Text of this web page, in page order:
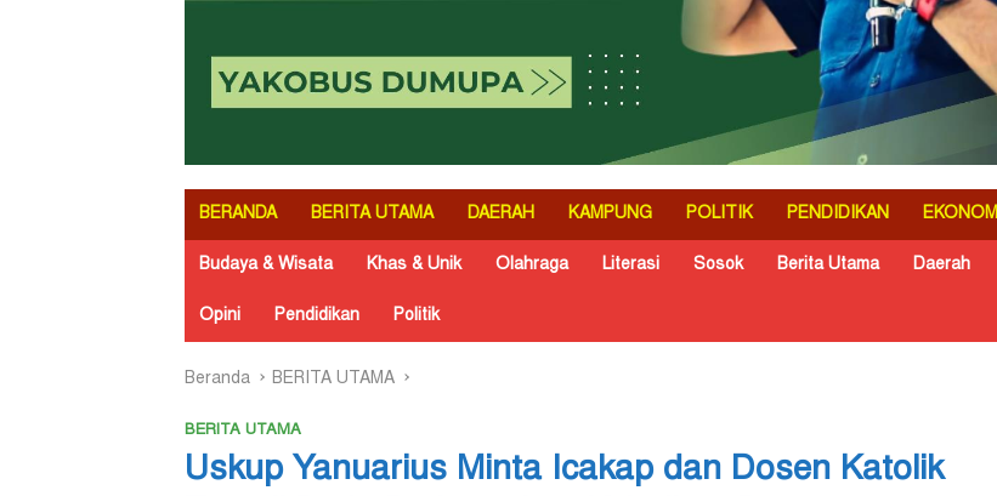
BERANDA BERITA UTAMA DAERAH KAMPUNG POLITIK PENDIDIKAN EKONOMI
Budaya & Wisata Khas & Unik Olahraga Literasi Sosok Berita Utama Daerah
Opini Pendidikan Politik
Beranda BERITA UTAMA
BERITA UTAMA
Uskup Yanuarius Minta Icakap dan Dosen Katolik